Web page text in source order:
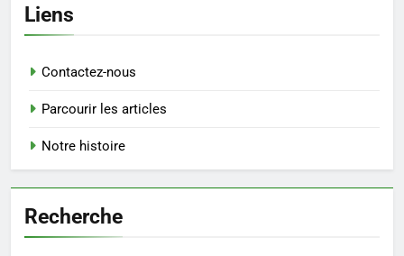
Liens
Contactez-nous
Parcourir les articles
Notre histoire
Recherche